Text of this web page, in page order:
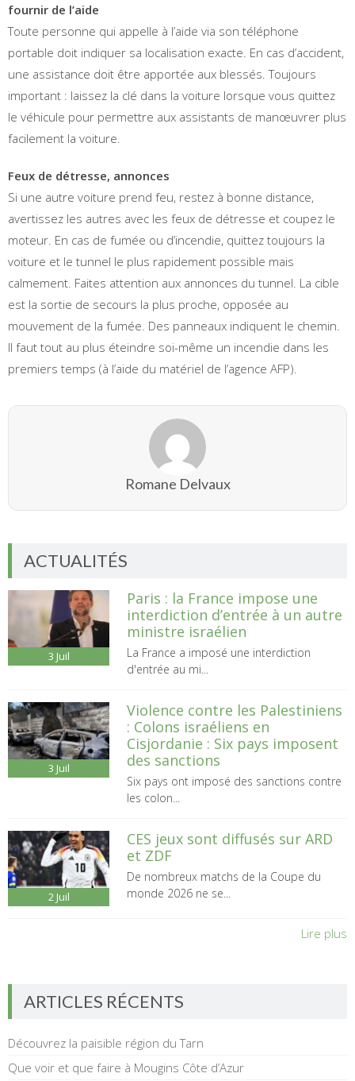
fournir de l’aide
Toute personne qui appelle à l’aide via son téléphone
portable doit indiquer sa localisation exacte. En cas d’accident,
une assistance doit être apportée aux blessés. Toujours
important : laissez la clé dans la voiture lorsque vous quittez
le véhicule pour permettre aux assistants de manœuvrer plus
facilement la voiture.
Feux de détresse, annonces
Si une autre voiture prend feu, restez à bonne distance,
avertissez les autres avec les feux de détresse et coupez le
moteur. En cas de fumée ou d’incendie, quittez toujours la
voiture et le tunnel le plus rapidement possible mais
calmement. Faites attention aux annonces du tunnel. La cible
est la sortie de secours la plus proche, opposée au
mouvement de la fumée. Des panneaux indiquent le chemin.
Il faut tout au plus éteindre soi-même un incendie dans les
premiers temps (à l’aide du matériel de l’agence AFP).
Romane Delvaux
ACTUALITÉS
3 Juil
Paris : la France impose une
interdiction d’entrée à un autre
ministre israélien
La France a imposé une interdiction
d'entrée au mi...
3 Juil
Violence contre les Palestiniens
: Colons israéliens en
Cisjordanie : Six pays imposent
des sanctions
Six pays ont imposé des sanctions contre
les colon...
2 Juil
CES jeux sont diffusés sur ARD
et ZDF
De nombreux matchs de la Coupe du
monde 2026 ne se...
Lire plus
ARTICLES RÉCENTS
Découvrez la paisible région du Tarn
Que voir et que faire à Mougins Côte d’Azur